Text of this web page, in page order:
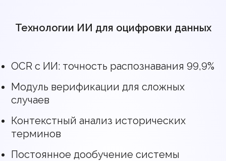
Технологии ИИ для оцифровки данных
OCR с ИИ: точность распознавания 99,9%
Модуль верификации для сложных
случаев
Контекстный анализ исторических
терминов
Постоянное дообучение системы